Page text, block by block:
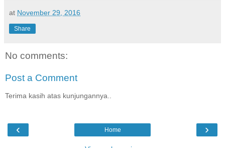
at November 29, 2016
Share
No comments:
Post a Comment
Terima kasih atas kunjungannya..
‹ ›
Home